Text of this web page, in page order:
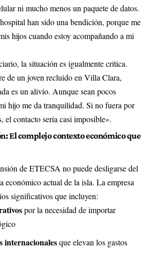
ni mucho menos un paquete de datos.
han sido una bendición, porque me
hijos cuando estoy acompañando a mi
la situación es igualmente crítica.
de un joven recluido en Villa Clara,
es un alivio. Aunque sean pocos
hijo me da tranquilidad. Si no fuera por
el contacto sería casi imposible».
El complejo contexto económico que
de ETECSA no puede desligarse del
económico actual de la isla. La empresa
significativos que incluyen:
por la necesidad de importar
internacionalesque elevan los gastos